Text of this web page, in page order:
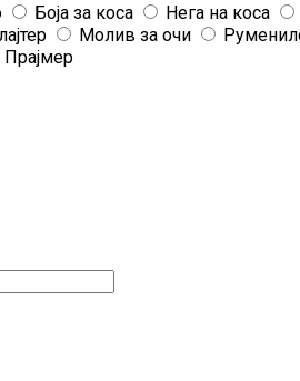
Боја за коса Нега на коса
Молив за очи
Прајмер